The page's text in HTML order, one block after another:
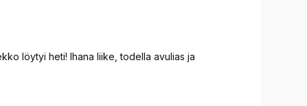
löytyi heti! Ihana liike, todella avulias ja